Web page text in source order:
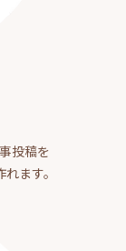
投稿を
ます。